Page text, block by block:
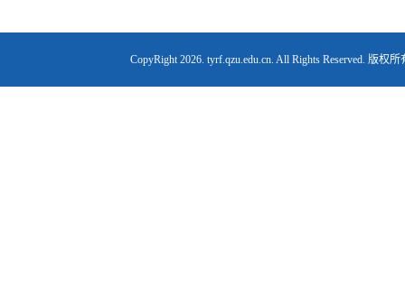
CopyRight2026. tyrf.qzu.edu.cn. All Rights Reserved. 版